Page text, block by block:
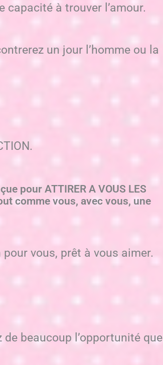
à trouver l’amour.
un jour l’homme ou la
pour ATTIRER A VOUS LES
comme vous, avec vous, une
pour vous, prêt à vous aimer.
beaucoup l’opportunité que